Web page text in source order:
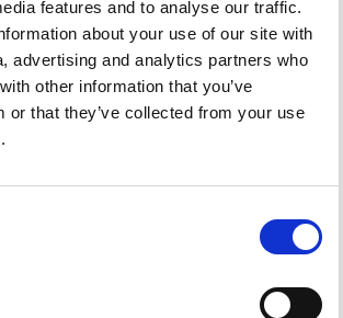
features and to analyse our traffic.
about your use of our site with
advertising and analytics partners who
other information that you’ve
or that they’ve collected from your use
SVIN Ja
selv slik
BABYSHOWER/BARNEDÅB